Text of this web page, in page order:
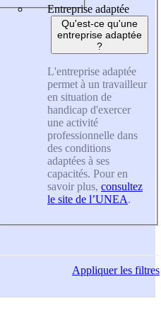
Entreprise adaptée
Qu'est-ce qu'une
entreprise adaptée
?
L'entreprise adaptée
permet à un travailleur
en situation de
handicap d'exercer
une activité
professionnelle dans
des conditions
adaptées à ses
capacités. Pour en
savoir plus, consultez
le site de l’UNEA.
Appliquerles filtres